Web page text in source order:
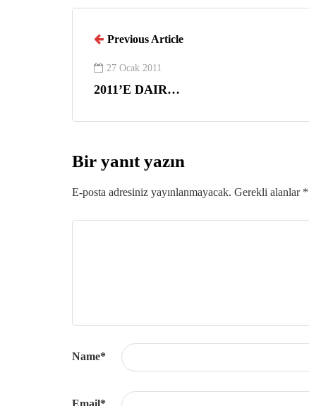
Previous Article
27 Ocak 2011
2011’E DAIR…
Bir yanıt yazın
E-posta adresiniz yayınlanmayacak. Gerekli alanlar *
Name*